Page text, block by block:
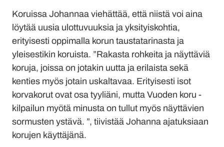
Koruissa Johannaa viehättää, että niistä voi aina
löytää uusia ulottuvuuksia ja yksityiskohtia,
erityisesti oppimalla korun taustatarinasta ja
yleisestikin koruista. ”Rakasta rohkeita ja näyttäviä
koruja, joissa on jotakin uutta ja erilaista sekä
kenties myös jotain uskaltavaa. Erityisesti isot
korvakorut ovat osa tyyliäni, mutta Vuoden koru -
kilpailun myötä minusta on tullut myös näyttävien
sormusten ystävä. ”, tiivistää Johanna ajatuksiaan
korujen käyttäjänä.